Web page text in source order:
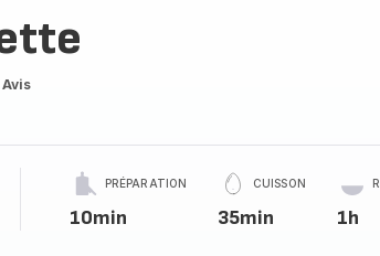
Avis
PRÉPARATION
10min
CUISSON
35min 1h